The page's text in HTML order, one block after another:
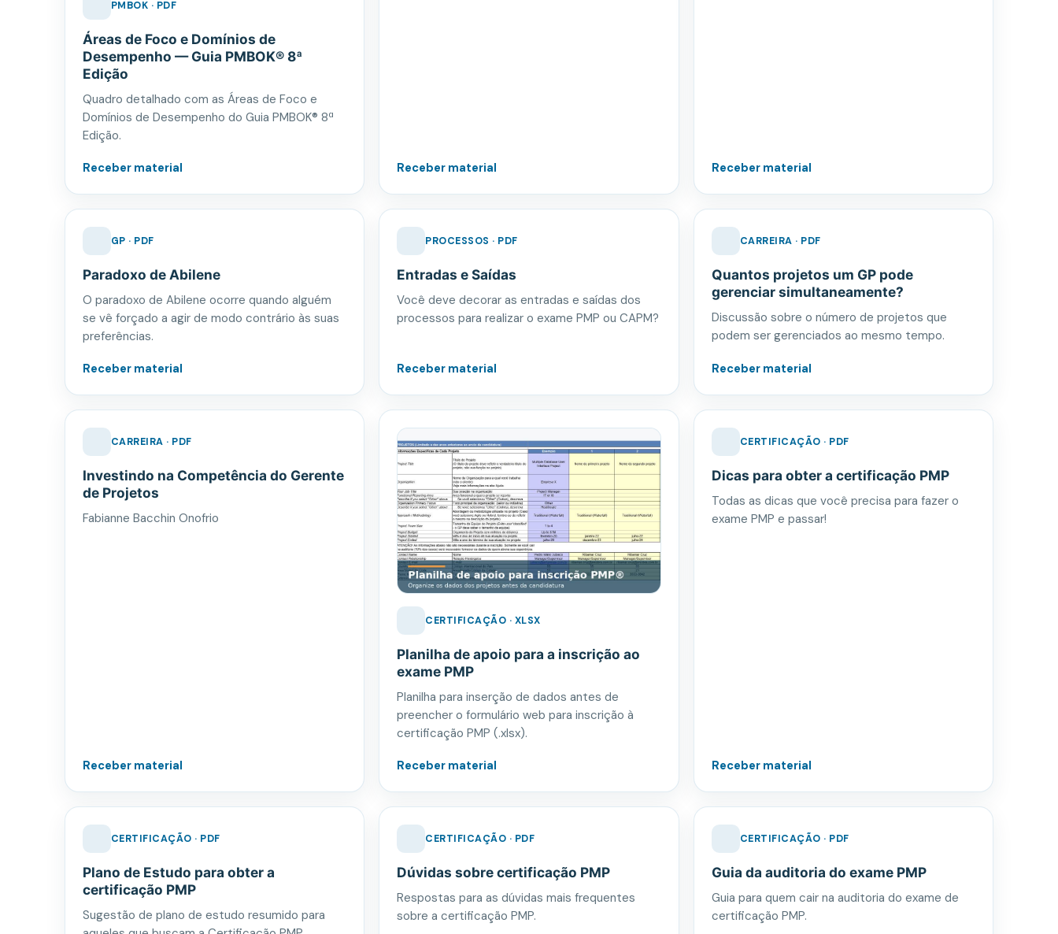
PMBOK · PDF
Áreas de Foco e Domínios de
Desempenho — Guia PMBOK® 8ª
Edição
Quadro detalhado com as Áreas de Foco e
Domínios de Desempenho do Guia PMBOK® 8ª
Edição.
Receber material Receber material Receber material
GP · PDF
Paradoxo de Abilene
O paradoxo de Abilene ocorre quando alguém
se vê forçado a agir de modo contrário às suas
preferências.
Receber material
PROCESSOS · PDF
Entradas e Saídas
Você deve decorar as entradas e saídas dos
processos para realizar o exame PMP ou CAPM?
Receber material
CARREIRA · PDF
Quantos projetos um GP pode
gerenciar simultaneamente?
Discussão sobre o número de projetos que
podem ser gerenciados ao mesmo tempo.
Receber material
CARREIRA · PDF
Investindo na Competência do Gerente
de Projetos
Fabianne Bacchin Onofrio
Receber material
CERTIFICAÇÃO · XLSX
Planilha de apoio para a inscrição ao
exame PMP
Planilha para inserção de dados antes de
preencher o formulário web para inscrição à
certificação PMP (.xlsx).
Receber material
CERTIFICAÇÃO · PDF
Dicas para obter a certificação PMP
Todas as dicas que você precisa para fazer o
exame PMP e passar!
Receber material
CERTIFICAÇÃO · PDF
Plano de Estudo para obter a
certificação PMP
Sugestão de plano de estudo resumido para
CERTIFICAÇÃO · PDF
Dúvidas sobre certificação PMP
Respostas para as dúvidas mais frequentes
sobre a certificação PMP.
CERTIFICAÇÃO · PDF
Guia da auditoria do exame PMP
Guia para quem cair na auditoria do exame de
certificação PMP.